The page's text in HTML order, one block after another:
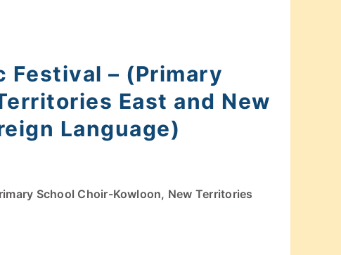
Festival – (Primary
East and New
Language)
School Choir-Kowloon, New Territories